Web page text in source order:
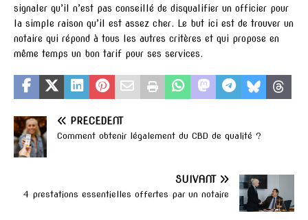
signaler qu’il n’est pas conseillé de disqualifier un officier pour
la simple raison qu’il est assez cher. Le but ici est de trouver un
notaire qui répond à tous les autres critères et qui propose en
même temps un bon tarif pour ses services.
PRÉCÉDENT
Comment obtenir légalement du CBD de qualité ?
SUIVANT
4 prestations essentielles offertes par un notaire